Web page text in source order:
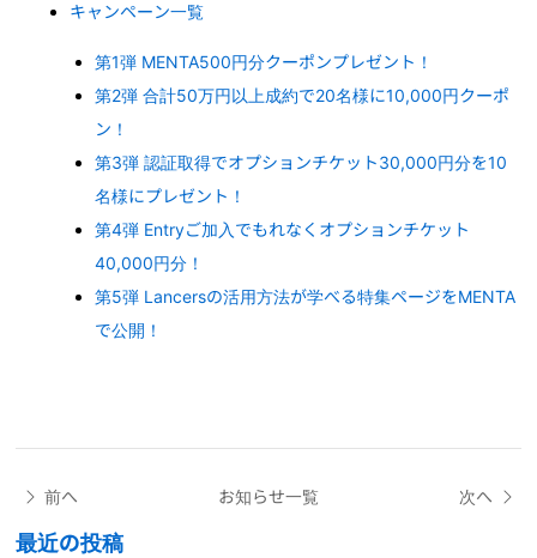
キャンペーン一覧
第1弾 MENTA500円分クーポンプレゼント！
第2弾 合計50万円以上成約で20名様に10,000円クーポ
ン！
第3弾 認証取得でオプションチケット30,000円分を10
名様にプレゼント！
第4弾 Entryご加入でもれなくオプションチケット
40,000円分！
第5弾 Lancersの活用方法が学べる特集ページをMENTA
で公開！
前へ お知らせ一覧 次へ
最近の投稿